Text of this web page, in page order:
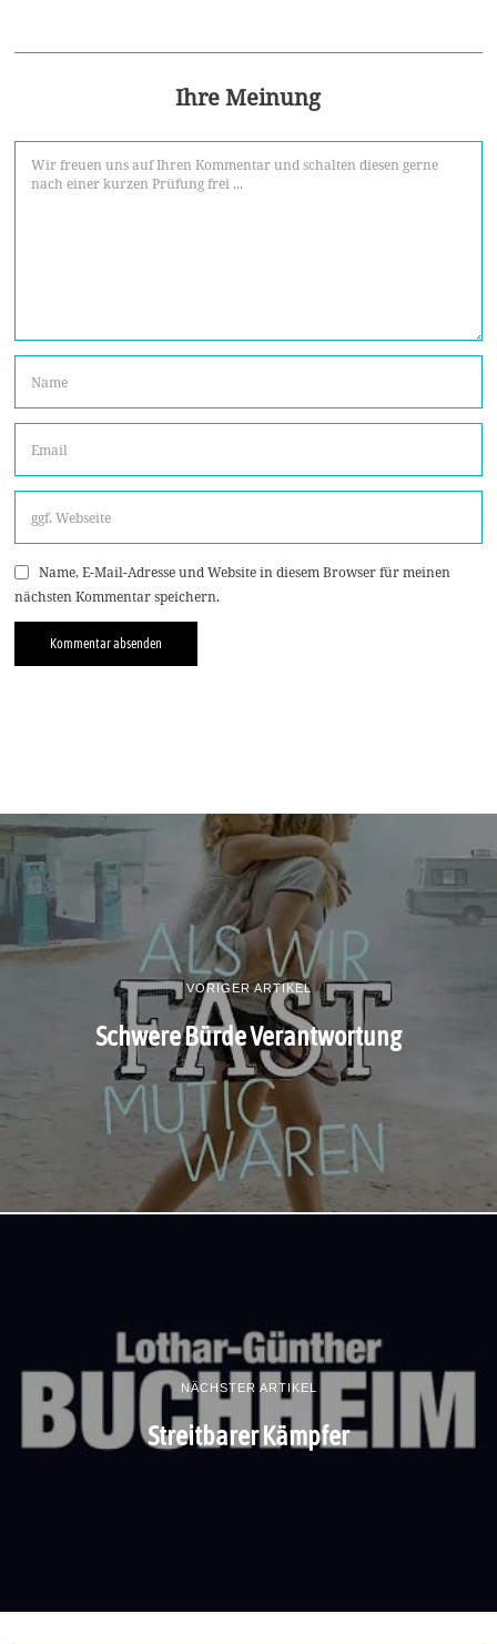
Ihre Meinung
Name, E-Mail-Adresse und Website in diesem Browser für meinen
nächsten Kommentar speichern.
VORIGER ARTIKEL
Schwere Bürde Verantwortung
NÄCHSTER ARTIKEL
Streitbarer Kämpfer